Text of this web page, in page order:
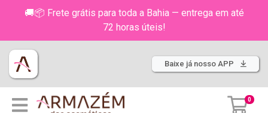
🚚📦 Frete grátis para toda a Bahia — entrega em até
72 horas úteis!
Baixe já nosso APP
0